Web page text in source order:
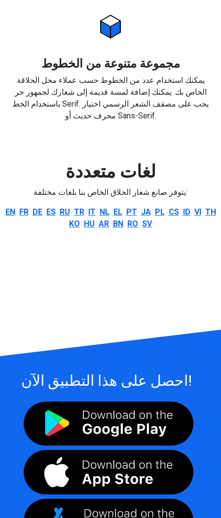
مجموعة متنوعة من الخطوط
يمكنك استخدام عدد من الخطوط حسب عملاء محل الحلاقة
الخاص بك. يمكنك إضافة لمسة قديمة إلى شعارك لجمهور حر
باستخدام الخط Serif. يجب على مصفف الشعر الرسمي اختيار
محرف حديث أو Sans-Serif.
لغات متعددة
يتوفر صانع شعار الحلاق الخاص بنا بلغات مختلفة:
EN FR DE ES RU TR IT NL EL PT JA PL CS ID VI TH
KO HU AR BN RO SV
احصل على هذا التطبيق الآن!